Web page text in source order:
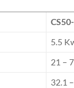
5.5
21 –
32.1